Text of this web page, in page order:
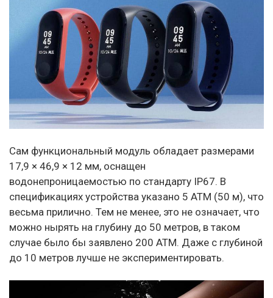
Сам функциональный модуль обладает размерами
17,9 × 46,9 × 12 мм, оснащен
водонепроницаемостью по стандарту IP67. В
спецификациях устройства указано 5 ATM (50 м), что
весьма прилично. Тем не менее, это не означает, что
можно нырять на глубину до 50 метров, в таком
случае было бы заявлено 200 ATM. Даже с глубиной
до 10 метров лучше не экспериментировать.